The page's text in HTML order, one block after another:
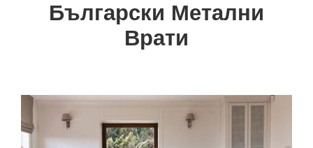
Български Метални
Врати